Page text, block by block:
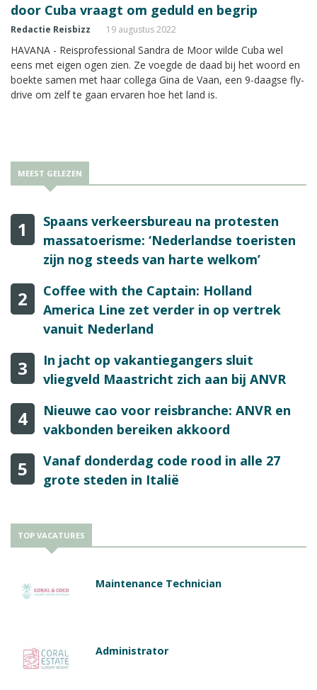
door Cuba vraagt om geduld en begrip
Redactie Reisbizz 19 augustus 2022
HAVANA - Reisprofessional Sandra de Moor wilde Cuba wel
eens met eigen ogen zien. Ze voegde de daad bij het woord en
boekte samen met haar collega Gina de Vaan, een 9-daagse fly-
drive om zelf te gaan ervaren hoe het land is.
MEEST GELEZEN
1
Spaans verkeersbureau na protesten
massatoerisme: ‘Nederlandse toeristen
zijn nog steeds van harte welkom’
2
Coffee with the Captain: Holland
America Line zet verder in op vertrek
vanuit Nederland
3
In jacht op vakantiegangers sluit
vliegveld Maastricht zich aan bij ANVR
4
Nieuwe cao voor reisbranche: ANVR en
vakbonden bereiken akkoord
5
Vanaf donderdag code rood in alle 27
grote steden in Italië
TOP VACATURES
Maintenance Technician
Administrator